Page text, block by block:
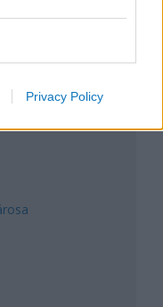
Privacy Policy
útvonalai: A